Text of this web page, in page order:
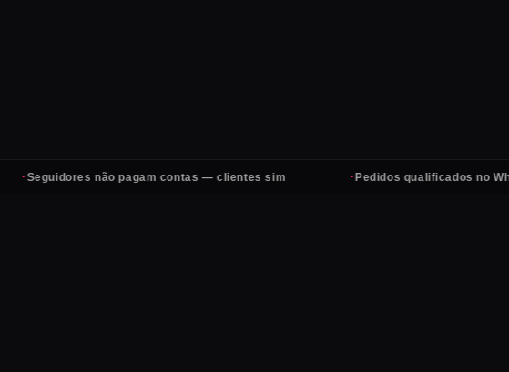
Seguidores não pagam contas — clientes sim Pedidos qualificados no